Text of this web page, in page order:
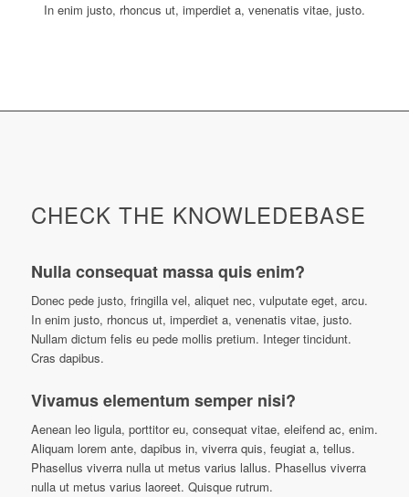
In enim justo, rhoncus ut, imperdiet a, venenatis vitae, justo.
CHECK THE KNOWLEDEBASE
Nulla consequat massa quis enim?
Donec pede justo, fringilla vel, aliquet nec, vulputate eget, arcu.
In enim justo, rhoncus ut, imperdiet a, venenatis vitae, justo.
Nullam dictum felis eu pede mollis pretium. Integer tincidunt.
Cras dapibus.
Vivamus elementum semper nisi?
Aenean leo ligula, porttitor eu, consequat vitae, eleifend ac, enim.
Aliquam lorem ante, dapibus in, viverra quis, feugiat a, tellus.
Phasellus viverra nulla ut metus varius lallus. Phasellus viverra
nulla ut metus varius laoreet. Quisque rutrum.